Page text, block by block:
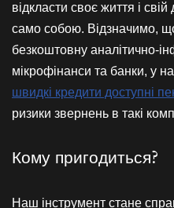
відкласти своє життя і
само собою. Відзначимо,
безкоштовну аналітично-
мікрофінанси та банки, у
швидкі кредити доступні
ризики звернень в такі
Кому пригодиться?
Наш інструмент стане